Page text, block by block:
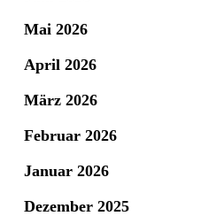
Mai 2026
April 2026
März 2026
Februar 2026
Januar 2026
Dezember 2025